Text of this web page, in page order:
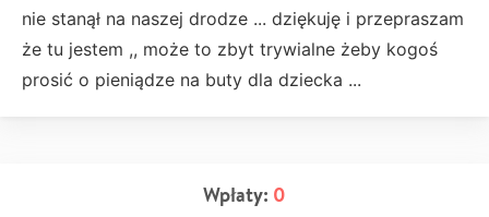
nie stanął na naszej drodze ... dziękuję i przepraszam
że tu jestem ,, może to zbyt trywialne żeby kogoś
prosić o pieniądze na buty dla dziecka ...
Wpłaty: 0